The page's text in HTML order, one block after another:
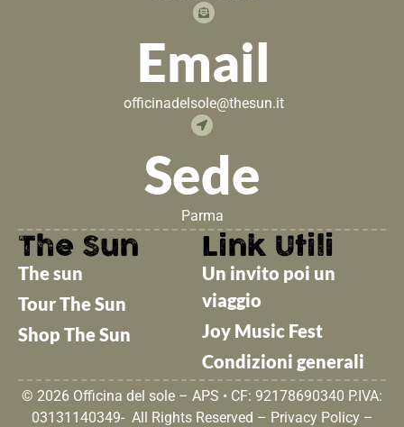
Email
officinadelsole@thesun.it
Sede
Parma
The Sun
The sun
Tour The Sun
Shop The Sun
Link Utili
Un invito poi un
viaggio
Joy Music Fest
Condizioni generali
© 2026 Officina del sole – APS • CF: 92178690340 P.IVA:
03131140349- All Rights Reserved – Privacy Policy–